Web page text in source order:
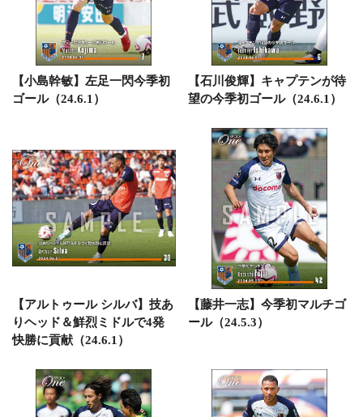
【小島幹敏】左足一閃今季初
ゴール（24.6.1）
【石川俊輝】キャプテンが待
望の今季初ゴール（24.6.1）
【アルトゥール シルバ】技あ
りヘッド＆鮮烈ミドルで4発
快勝に貢献（24.6.1）
【藤井一志】今季初マルチゴ
ール（24.5.3）